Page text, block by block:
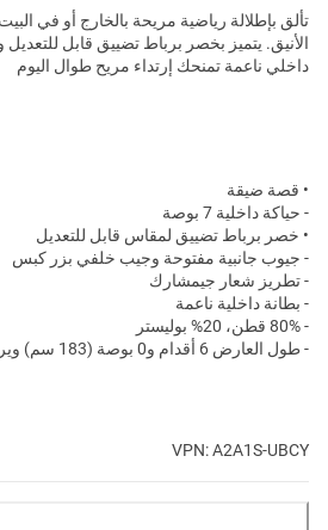
تألق بإطلالة رياضية مريحة بالخارج أو في
الأنيق. يتميز بخصر برباط تضييق قابل للتعديل
داخلي ناعمة تمنحك إرتداء مريح طوال اليوم
• قصة ضيقة
- حياكة داخلية 7 بوصة
• خصر برباط تضييق لمقاس قابل للتعديل
- جيوب جانبية مفتوحة وجيب خلفي بزر كبس
- تطريز شعار جيمشارك
- بطانة داخلية ناعمة
- 80% قطن، 20% بوليستر
- طول العارض 6 أقدام و0 بوصة (183 سم) ويرتدي مقاس M
VPN: A2A1S-UBCY